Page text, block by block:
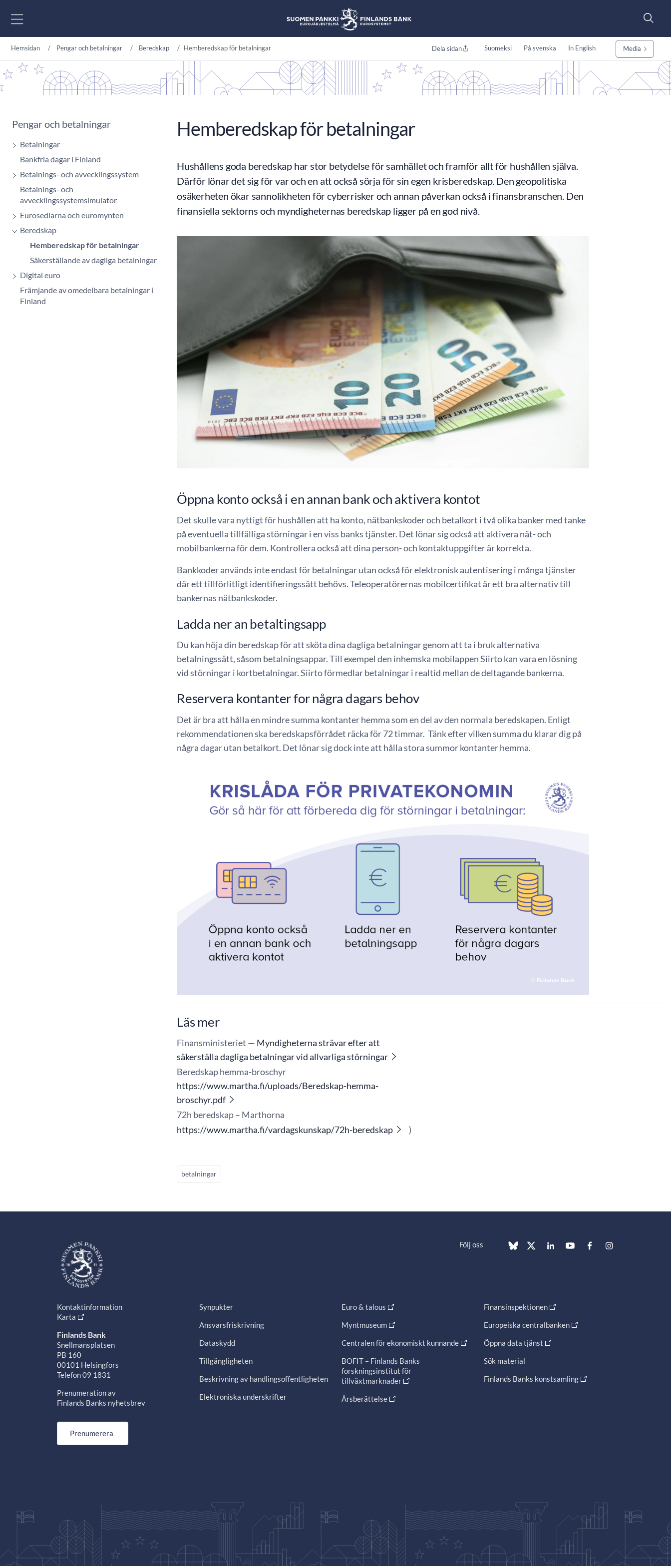
Hemsidan Pengar och betalningar Beredskap Hemberedskap för betalningar Dela sidan Suomeksi På svenska In English Media
Pengar och betalningar
Betalningar
Bankfria dagar i Finland
Betalnings- och avvecklingssystem
Betalnings- och
avvecklingssystemsimulator
Eurosedlarna och euromynten
Beredskap
Hemberedskap för betalningar
Säkerställande av dagliga betalningar
Digital euro
Främjande av omedelbara betalningar i
Finland
Hemberedskap för betalningar
Hushållens goda beredskap har stor betydelse för samhället och framför allt för hushållen själva.
Därför lönar det sig för var och en att också sörja för sin egen krisberedskap. Den geopolitiska
osäkerheten ökar sannolikheten för cyberrisker och annan påverkan också i finansbranschen. Den
finansiella sektorns och myndigheternas beredskap ligger på en god nivå.
Öppna konto också i en annan bank och aktivera kontot
Det skulle vara nyttigt för hushållen att ha konto, nätbankskoder och betalkort i två olika banker med tanke
på eventuella tillfälliga störningar i en viss banks tjänster. Det lönar sig också att aktivera nät- och
mobilbankerna för dem. Kontrollera också att dina person- och kontaktuppgifter är korrekta.
Bankkoder används inte endast för betalningar utan också för elektronisk autentisering i många tjänster
där ett tillförlitligt identifieringssätt behövs. Teleoperatörernas mobilcertifikat är ett bra alternativ till
bankernas nätbankskoder.
Ladda ner an betaltingsapp
Du kan höja din beredskap för att sköta dina dagliga betalningar genom att ta i bruk alternativa
betalningssätt, såsom betalningsappar. Till exempel den inhemska mobilappen Siirto kan vara en lösning
vid störningar i kortbetalningar. Siirto förmedlar betalningar i realtid mellan de deltagande bankerna.
Reservera kontanter for några dagars behov
Det är bra att hålla en mindre summa kontanter hemma som en del av den normala beredskapen. Enligt
rekommendationen ska beredskapsförrådet räcka för 72 timmar. Tänk efter vilken summa du klarar dig på
några dagar utan betalkort. Det lönar sig dock inte att hålla stora summor kontanter hemma.
Läs mer
Finansministeriet — Myndigheterna strävar efter att
säkerställa dagliga betalningar vid allvarliga störningar
Beredskap hemma-broschyr
https://www.martha.fi/uploads/Beredskap-hemma-
broschyr.pdf
72h beredskap – Marthorna
https://www.martha.fi/vardagskunskap/72h-beredskap
)
betalningar
Följ oss
Kontaktinformation
Karta
Finlands Bank
Snellmansplatsen
PB 160
00101 Helsingfors
Telefon 09 1831
Prenumeration av
Finlands Banks nyhetsbrev
Prenumerera
Synpukter
Ansvarsfriskrivning
Dataskydd
Tillgängligheten
Beskrivning av handlingsoffentligheten
Elektroniska underskrifter
Euro & talous
Myntmuseum
Centralen för ekonomiskt kunnande
BOFIT – Finlands Banks
forskningsinstitut för
tillväxtmarknader
Årsberättelse
Finansinspektionen
Europeiska centralbanken
Öppna data tjänst
Sök material
Finlands Banks konstsamling